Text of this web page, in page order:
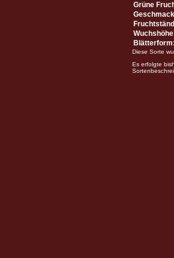
Grüne
Blätterform:
Diese Sorte
Es erfolgte